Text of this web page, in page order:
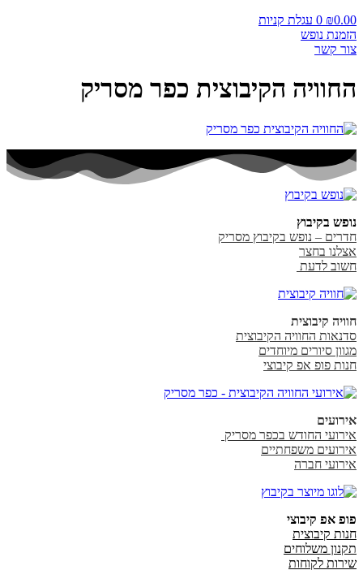
₪0.00
0 עגלת קניות
הזמנת נופש
צור קשר
החוויה הקיבוצית כפר מסריק
נופש בקיבוץ
חדרים – נופש בקיבוץ מסריק
אצלנו בחצר
חשוב לדעת
חוויה קיבוצית
סדנאות החוויה הקיבוצית
מגוון סיורים מיוחדים
חנות פופ אפ קיבוצי
אירועים
אירועי החודש בכפר מסריק
אירועים משפחתיים
אירועי חברה
פופ אפ קיבוצי
חנות קיבוצית
תקנון משלוחים
שירות לקוחות